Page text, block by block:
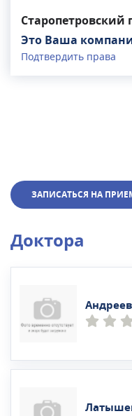
Старопетровский
Это Ваша
Подтвердить права
ЗАПИСАТЬСЯ НА
Доктора